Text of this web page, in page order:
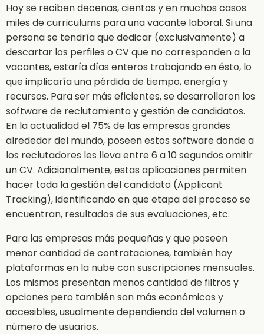
Hoy se reciben decenas, cientos y en muchos casos
miles de curriculums para una vacante laboral. Si una
persona se tendría que dedicar (exclusivamente) a
descartar los perfiles o CV que no corresponden a la
vacantes, estaría días enteros trabajando en ésto, lo
que implicaría una pérdida de tiempo, energía y
recursos. Para ser más eficientes, se desarrollaron los
software de reclutamiento y gestión de candidatos.
En la actualidad el 75% de las empresas grandes
alrededor del mundo, poseen estos software donde a
los reclutadores les lleva entre 6 a 10 segundos omitir
un CV. Adicionalmente, estas aplicaciones permiten
hacer toda la gestión del candidato (Applicant
Tracking), identificando en que etapa del proceso se
encuentran, resultados de sus evaluaciones, etc.
Para las empresas más pequeñas y que poseen
menor cantidad de contrataciones, también hay
plataformas en la nube con suscripciones mensuales.
Los mismos presentan menos cantidad de filtros y
opciones pero también son más económicos y
accesibles, usualmente dependiendo del volumen o
número de usuarios.